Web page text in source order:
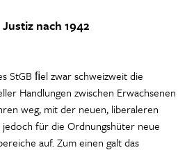
nach 1942
StGB ﬁel zwar schweizweit die
Handlungen zwischen Erwachsenen
weg, mit der neuen, liberaleren
jedoch für die Ordnungshüter neue
auf. Zum einen galt das